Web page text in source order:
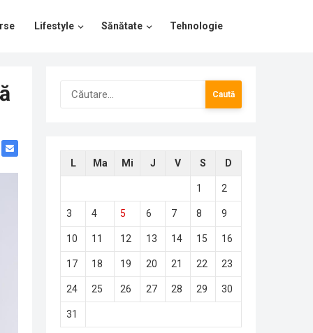
Lifestyle Sănătate Tehnologie
Caută
după:
L Ma Mi J V S D
1 2
3 4 5 6 7 8 9
10 11 12 13 14 15 16
17 18 19 20 21 22 23
24 25 26 27 28 29 30
31